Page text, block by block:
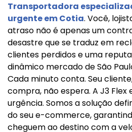
Transportadora
urgente em Cotia. Você,
atraso não é apenas um
desastre que se traduz em
clientes perdidos e uma
dinâmico mercado de São
Cada minuto conta. Seu
compra, não espera. A J3 Flex
urgência. Somos a solução
do seu e-commerce,
cheguem ao destino com a